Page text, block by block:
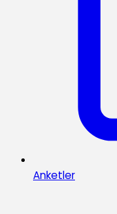
Anketler